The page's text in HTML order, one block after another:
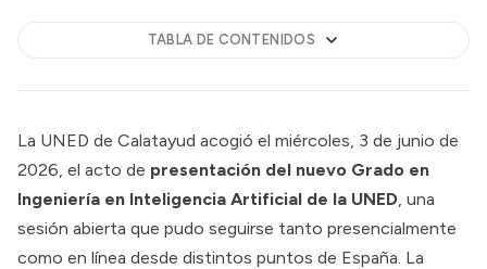
TABLA DE CONTENIDOS
La UNED de Calatayud acogió el miércoles, 3 de junio de
2026, el acto de presentación del nuevo Grado en
Ingeniería en Inteligencia Artificial de la UNED , una
sesión abierta que pudo seguirse tanto presencialmente
como en línea desde distintos puntos de España. La